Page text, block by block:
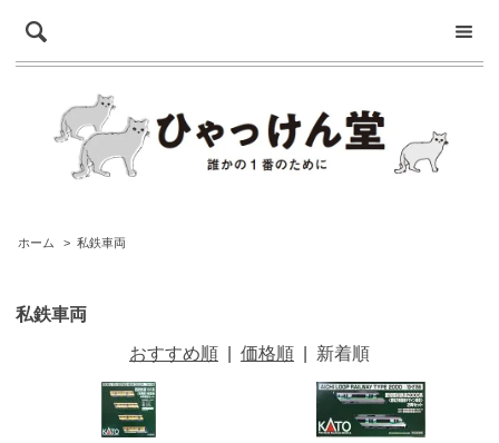
ホーム > 私鉄車両
私鉄車両
おすすめ順 価格順 新着順